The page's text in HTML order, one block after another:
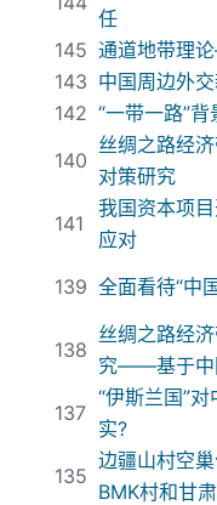
任
145 通道地带理
143 中国周边外
142 “一带一路”
140
丝绸之路经
对策研究
141
我国资本项
应对
139 全面看待“中
138
丝绸之路经
究——基于中
137
“伊斯兰国”
实?
135
边疆山村空
BMK村和甘